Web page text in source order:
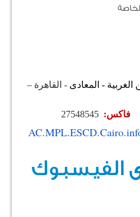
- القاهرة –
فاكس: 27548545
الفيسبوك